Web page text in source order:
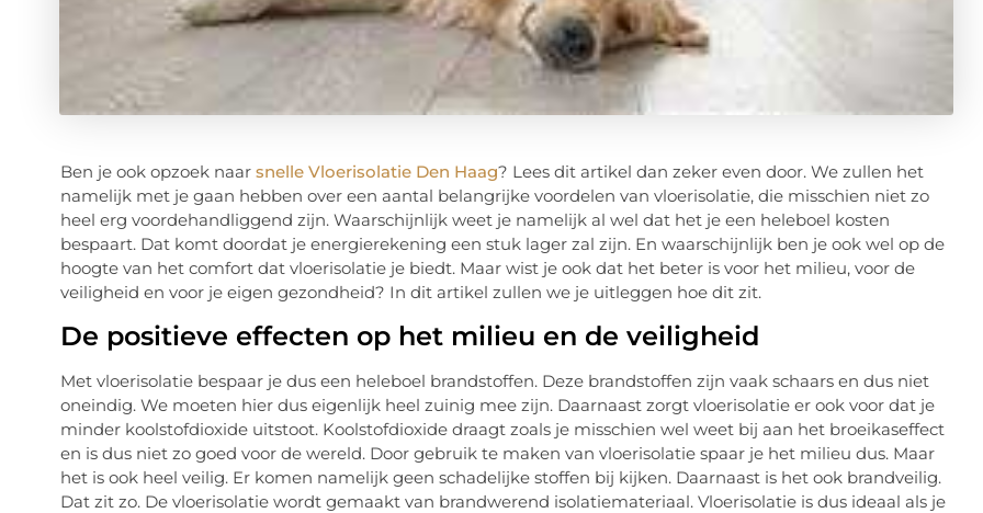
Ben je ook opzoek naar snelle Vloerisolatie Den Haag? Lees dit artikel dan zeker even door. We zullen het
namelijk met je gaan hebben over een aantal belangrijke voordelen van vloerisolatie, die misschien niet zo
heel erg voordehandliggend zijn. Waarschijnlijk weet je namelijk al wel dat het je een heleboel kosten
bespaart. Dat komt doordat je energierekening een stuk lager zal zijn. En waarschijnlijk ben je ook wel op de
hoogte van het comfort dat vloerisolatie je biedt. Maar wist je ook dat het beter is voor het milieu, voor de
veiligheid en voor je eigen gezondheid? In dit artikel zullen we je uitleggen hoe dit zit.
De positieve effecten op het milieu en de veiligheid
Met vloerisolatie bespaar je dus een heleboel brandstoffen. Deze brandstoffen zijn vaak schaars en dus niet
oneindig. We moeten hier dus eigenlijk heel zuinig mee zijn. Daarnaast zorgt vloerisolatie er ook voor dat je
minder koolstofdioxide uitstoot. Koolstofdioxide draagt zoals je misschien wel weet bij aan het broeikaseffect
en is dus niet zo goed voor de wereld. Door gebruik te maken van vloerisolatie spaar je het milieu dus. Maar
het is ook heel veilig. Er komen namelijk geen schadelijke stoffen bij kijken. Daarnaast is het ook brandveilig.
Dat zit zo. De vloerisolatie wordt gemaakt van brandwerend isolatiemateriaal. Vloerisolatie is dus ideaal als je